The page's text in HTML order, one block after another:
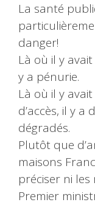
La santé
danger!
Là où il y
y a pénurie.
Là où il y
d’accès, il y
dégradés.
Plutôt que
maisons
préciser ni
Premier